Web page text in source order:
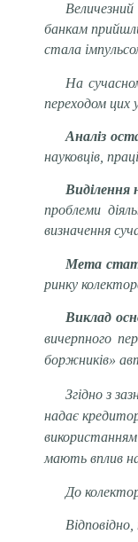
банкам
стала
На
переходом цих
Аналіз
науковців,
Виділення
проблеми
визначення
Мета
ринку
Виклад
вичерпного
боржників»
Згідно з
надає
мають вплив
До